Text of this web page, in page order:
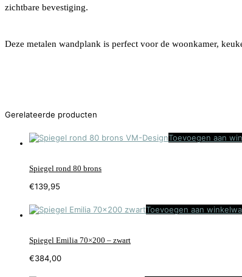
zichtbare bevestiging.
Deze metalen wandplank is perfect voor de woonkamer,
Gerelateerde producten
Toevoegen aan
Spiegel rond 80 brons
€139,95
Toevoegen aan
Spiegel Emilia 70×200 – zwart
€384,00